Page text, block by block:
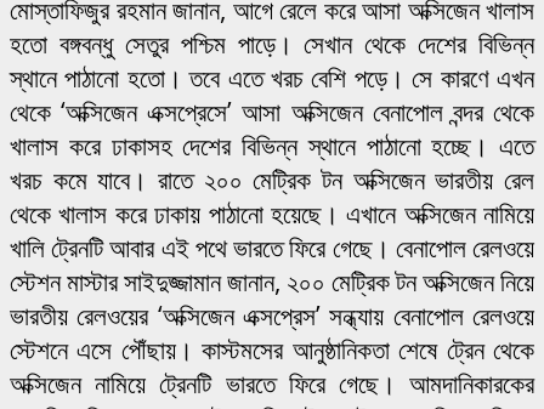
মোস্তাফিজুর রহমান জানান, আগে রেলে করে আসা অক্সিজেন খালাস
হতো বঙ্গবন্ধু সেতুর পশ্চিম পাড়ে। সেখান থেকে দেশের বিভিন্ন
স্থানে পাঠানো হতো। তবে এতে খরচ বেশি পড়ে। সে কারণে এখন
থেকে ‘অক্সিজেন এক্সপ্রেসে’ আসা অক্সিজেন বেনাপোল বন্দর থেকে
খালাস করে ঢাকাসহ দেশের বিভিন্ন স্থানে পাঠানো হচ্ছে। এতে
খরচ কমে যাবে। রাতে ২০০ মেট্রিক টন অক্সিজেন ভারতীয় রেল
থেকে খালাস করে ঢাকায় পাঠানো হয়েছে। এখানে অক্সিজেন নামিয়ে
খালি ট্রেনটি আবার এই পথে ভারতে ফিরে গেছে। বেনাপোল রেলওয়ে
স্টেশন মাস্টার সাইদুজ্জামান জানান, ২০০ মেট্রিক টন অক্সিজেন নিয়ে
ভারতীয় রেলওয়ের ‘অক্সিজেন এক্সপ্রেস’ সন্ধ্যায় বেনাপোল রেলওয়ে
স্টেশনে এসে পৌঁছায়। কাস্টমসের আনুষ্ঠানিকতা শেষে ট্রেন থেকে
অক্সিজেন নামিয়ে ট্রেনটি ভারতে ফিরে গেছে। আমদানিকারকের